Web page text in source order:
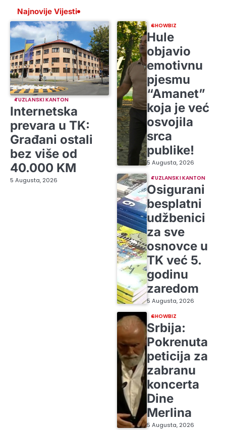
Najnovije Vijesti
TUZLANSKI KANTON
Internetska
prevara u TK:
Građani ostali
bez više od
40.000 KM
5 Augusta, 2026
SHOWBIZ
Hule
objavio
emotivnu
pjesmu
“Amanet”
koja je već
osvojila
srca
publike!
5 Augusta, 2026
TUZLANSKI KANTON
Osigurani
besplatni
udžbenici
za sve
osnovce u
TK već 5.
godinu
zaredom
5 Augusta, 2026
SHOWBIZ
Srbija:
Pokrenuta
peticija za
zabranu
koncerta
Dine
Merlina
5 Augusta, 2026